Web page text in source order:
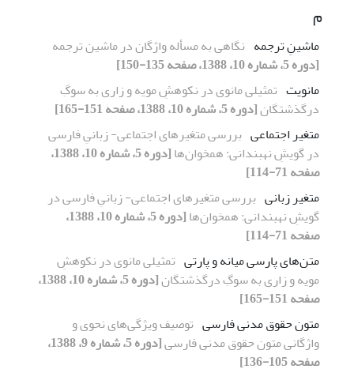
م
ماشینِ ترجمه نگاهی به مسأله واژگان در ماشین ترجمه
[دوره 5، شماره 10، 1388، صفحه 135-150]
مانویت تمثیلی مانوی در نکوهشِ مویه و زاری به سوگِ
درگذشتگان[دوره 5، شماره 10، 1388، صفحه 151-165]
متغیر اجتماعی بررسی متغیرهای اجتماعی- زبانیِ فارسی
در گویشِ نهبندانی: همخوان‌ها
[دوره 5، شماره 10، 1388،
صفحه 71-114]
متغیر زبانی بررسی متغیرهای اجتماعی- زبانیِ فارسی در
گویشِ نهبندانی: همخوان‌ها
[دوره 5، شماره 10، 1388،
صفحه 71-114]
متن‌های پارسی میانه و پارتی تمثیلی مانوی در نکوهشِ
مویه و زاری به سوگِ درگذشتگان
[دوره 5، شماره 10، 1388،
صفحه 151-165]
متون حقوق مدنی فارسی توصیف ویژگی‌های نحوی و
واژگانی متون حقوق مدنی فارسی
[دوره 5، شماره 9، 1388،
صفحه 105-136]